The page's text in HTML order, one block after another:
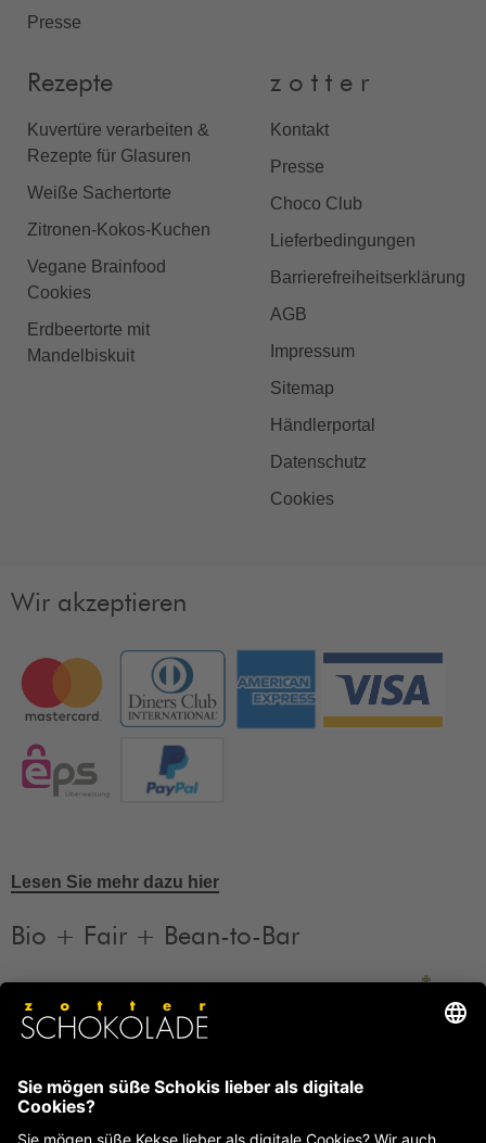
Presse
Rezepte
Kuvertüre verarbeiten &
Rezepte für Glasuren
Weiße Sachertorte
Zitronen-Kokos-Kuchen
Vegane Brainfood
Cookies
Erdbeertorte mit
Mandelbiskuit
z o t t e r
Kontakt
Presse
Choco Club
Lieferbedingungen
Barrierefreiheitserklärung
AGB
Impressum
Sitemap
Händlerportal
Datenschutz
Cookies
Wir akzeptieren
Lesen Sie mehr dazu hier
Bio + Fair + Bean-to-Bar